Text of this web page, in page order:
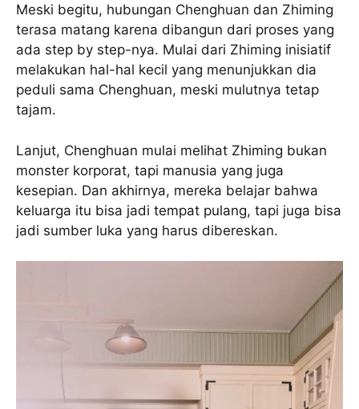
Meski begitu, hubungan Chenghuan dan Zhiming
terasa matang karena dibangun dari proses yang
ada step by step-nya. Mulai dari Zhiming inisiatif
melakukan hal-hal kecil yang menunjukkan dia
peduli sama Chenghuan, meski mulutnya tetap
tajam.
Lanjut, Chenghuan mulai melihat Zhiming bukan
monster korporat, tapi manusia yang juga
kesepian. Dan akhirnya, mereka belajar bahwa
keluarga itu bisa jadi tempat pulang, tapi juga bisa
jadi sumber luka yang harus dibereskan.